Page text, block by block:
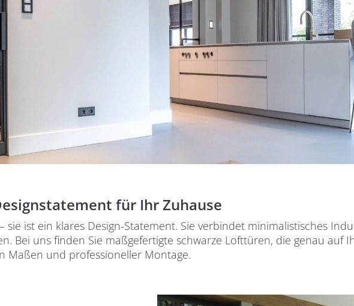
für Ihr Zuhause
ist ein klares Design-Statement. Sie verbindet minimalistisches
Bei uns finden Sie maßgefertigte schwarze Lofttüren, die genau auf
Maßen und professioneller Montage.